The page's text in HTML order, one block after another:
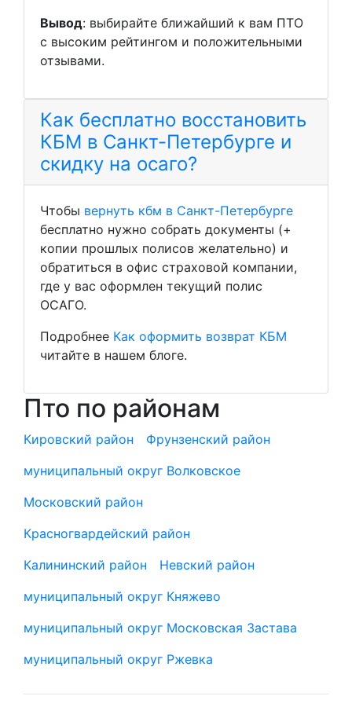
Вывод: выбирайте ближайший к вам ПТО
с высоким рейтингом и положительными
отзывами.
Как бесплатно восстановить
КБМ в Санкт-Петербурге и
скидку на осаго?
Чтобы вернуть кбм в Санкт-Петербурге
бесплатно нужно собрать документы (+
копии прошлых полисов желательно) и
обратиться в офис страховой компании,
где у вас оформлен текущий полис
ОСАГО.
Подробнее Как оформить возврат КБМ
читайте в нашем блоге.
Пто по районам
Кировский район
Фрунзенский район
муниципальный округ Волковское
Московский район
Красногвардейский район
Калининский район
Невский район
муниципальный округ Княжево
муниципальный округ Московская Застава
муниципальный округ Ржевка